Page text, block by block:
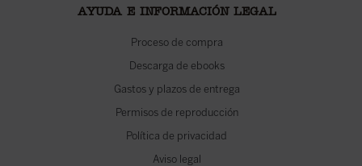
AYUDA E INFORMACIÓN LEGAL
Proceso de compra
Descarga de ebooks
Gastos y plazos de entrega
Permisos de reproducción
Política de privacidad
Aviso legal